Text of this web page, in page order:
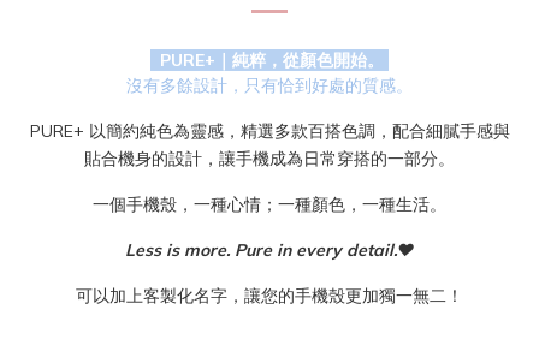
PURE+｜純粹，從顏色開始。
沒有多餘設計，只有恰到好處的質感。
PURE+ 以簡約純色為靈感，精選多款百搭色調，配合細膩手感與
貼合機身的設計，讓手機成為日常穿搭的一部分。
一個手機殼，一種心情；一種顏色，一種生活。
Less is more. Pure in every detail.♥
可以加上客製化名字，讓您的手機殼更加獨一無二！